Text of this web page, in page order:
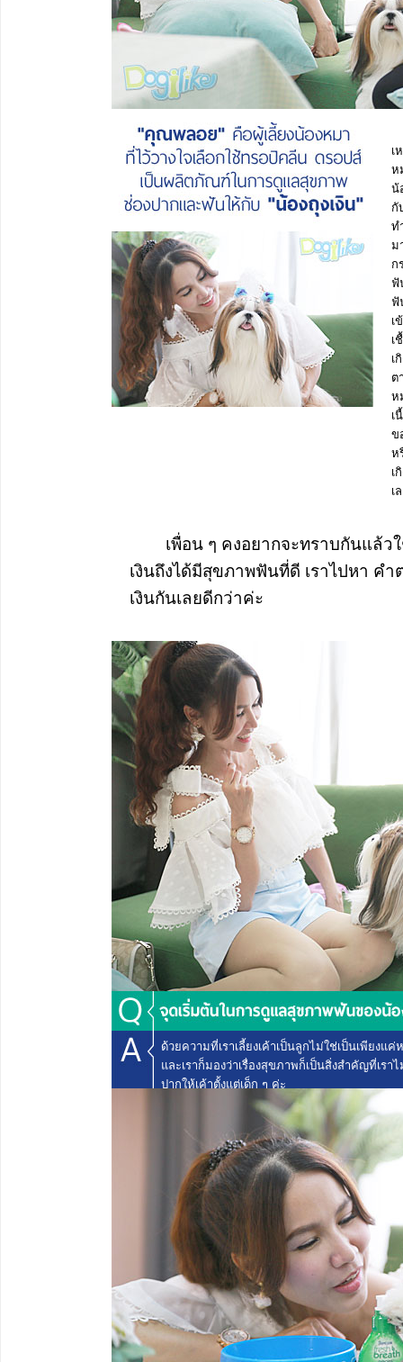
เ
ห
น้
กั
ท
ม
ก
ฟั
ฟั
เ
เ
เ
ต
ห
เ
ข
ห
เ
เ
เพื่อน ๆ คงอยากจะทราบกันแล้ว
เงินถึงได้มีสุขภาพฟันที่ดี เราไปหา ค
เงินกันเลยดีกว่าค่ะ
ด้วยความที่เราเลี้ยงเค้าเป็นลูกไม่ใช่เป็นเพียงแ
และเราก็มองว่าเรื่องสุขภาพก็เป็นสิ่งสำคัญที่เร
ปากให้เค้าตั้งแต่เด็ก ๆ ค่ะ